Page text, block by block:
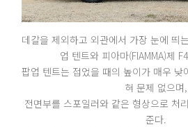
데칼을 제외하고 외관에서 가장 눈에 띄
업 텐트와 피아마(FIAMMA)제
팝업 텐트는 접었을 때의 높이가 매우 낮
혀 문제 없으며,
전면부를 스포일러와 같은 형상으로 처
준다.